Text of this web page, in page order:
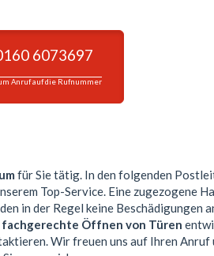
6073697
Anruf auf die Rufnummer
für Sie tätig. In den folgenden
Top-Service. Eine zugezogene
in der Regel keine Beschädigungen
fachgerechte Öffnen von Türen
Wir freuen uns auf Ihren